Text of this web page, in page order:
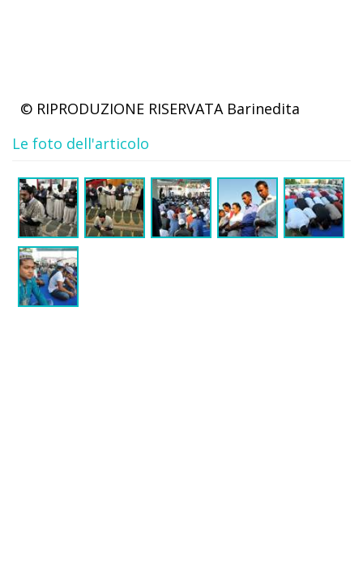
© RIPRODUZIONE RISERVATA Barinedita
Le foto dell'articolo